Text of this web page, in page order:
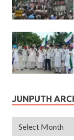
JUNPUTH